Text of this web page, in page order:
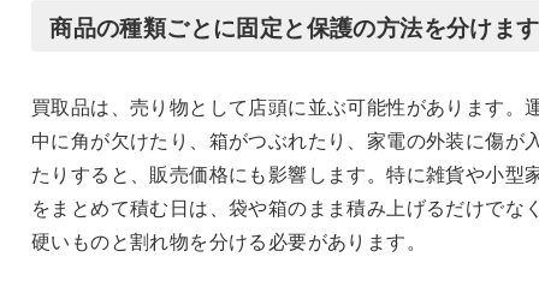
商品の種類ごとに固定と保護の方法を分けます
買取品は、売り物として店頭に並ぶ可能性があります。
中に角が欠けたり、箱がつぶれたり、家電の外装に傷が
たりすると、販売価格にも影響します。特に雑貨や小型
をまとめて積む日は、袋や箱のまま積み上げるだけでな
硬いものと割れ物を分ける必要があります。